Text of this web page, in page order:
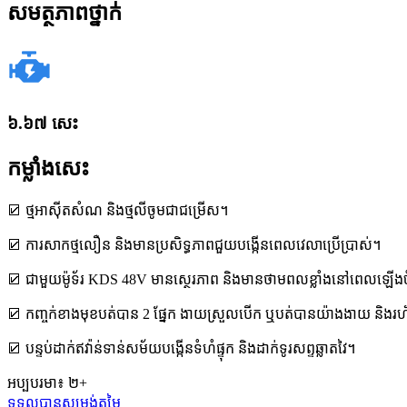
សមត្ថភាពថ្នាក់
៦.៦៧ សេះ
កម្លាំងសេះ
☑ ថ្មអាស៊ីតសំណ និងថ្មលីចូមជាជម្រើស។
☑ ការសាកថ្មលឿន និងមានប្រសិទ្ធភាពជួយបង្កើនពេលវេលាប្រើប្រាស់។
☑ ជាមួយម៉ូទ័រ KDS 48V មានស្ថេរភាព និងមានថាមពលខ្លាំងនៅពេលឡ
☑ កញ្ចក់ខាងមុខបត់បាន 2 ផ្នែក ងាយស្រួលបើក ឬបត់បានយ៉ាងងាយ និង
☑ បន្ទប់ដាក់ឥវ៉ាន់ទាន់សម័យបង្កើនទំហំផ្ទុក និងដាក់ទូរសព្ទឆ្លាតវៃ។
អប្បបរមា៖ ២+
ទទួលបានសម្រង់តម្លៃ